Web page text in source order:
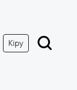
Кіру